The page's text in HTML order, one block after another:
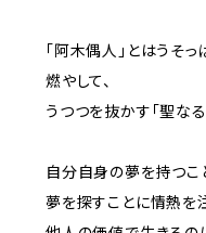
「阿木偶人」とはうそ
燃やして、
うつつを抜かす「聖な
自分自身の夢を持つこ
夢を探すことに情熱を